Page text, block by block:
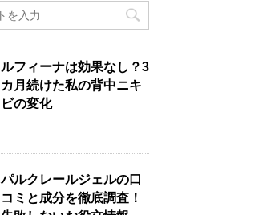
ルフィーナは効果なし？3
カ月続けた私の背中ニキ
ビの変化
パルクレールジェルの口
コミと成分を徹底調査！